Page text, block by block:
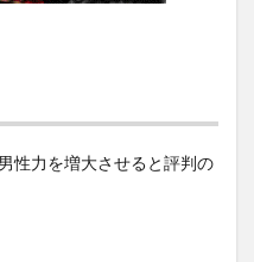
性力を増大させると評判の